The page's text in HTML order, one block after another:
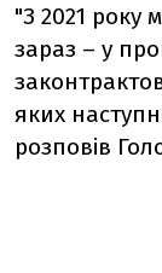
"З 2021 року
зараз – у
яких
розповів